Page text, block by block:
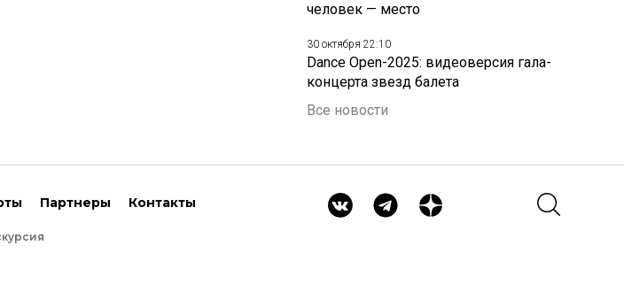
человек — место
30 октября 22:10
Dance Open-2025: видеоверсия гала-
концерта звезд балета
Все новости
Партнеры Контакты